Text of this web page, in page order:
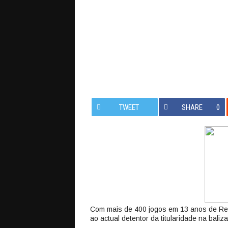
TWEET SHARE 0
Com mais de 400 jogos em 13 anos de
ao actual detentor da titularidade na